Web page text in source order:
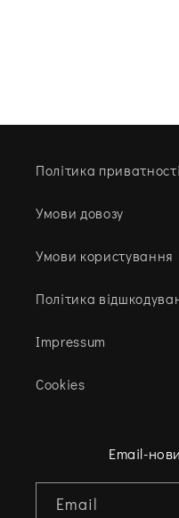
Політика приватності
Умови довозу
Умови користування
Політика
Impressum
Cookies
Email-
Email